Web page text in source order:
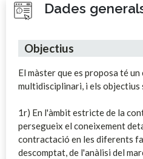
Dades
Objectius
El màster que es proposa té
multidisciplinari, i els objectius
1r) En l'àmbit estricte de la
persegueix el coneixement
contractació en les diferents
descomptat, de l'anàlisi del